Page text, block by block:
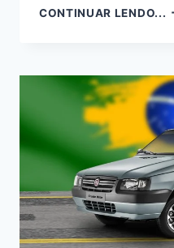
CONTINUAR LENDO... O